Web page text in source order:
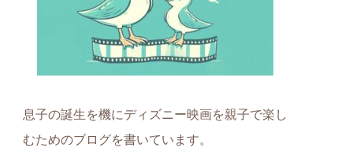
息子の誕生を機にディズニー映画を親子で楽し
むためのブログを書いています。